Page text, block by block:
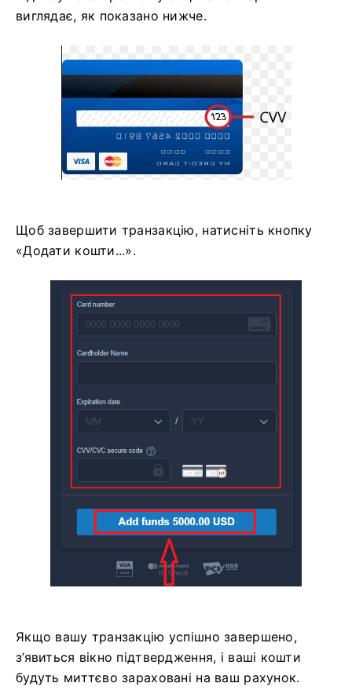
виглядає, як показано нижче.
Щоб завершити транзакцію, натисніть кнопку
«Додати кошти...».
Якщо вашу транзакцію успішно завершено,
з’явиться вікно підтвердження, і ваші кошти
будуть миттєво зараховані на ваш рахунок.